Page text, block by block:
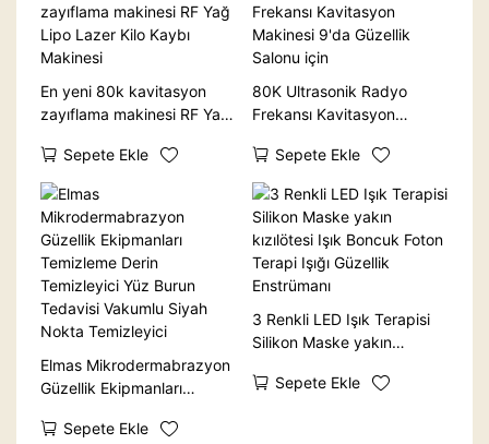
En yeni 80k kavitasyon
zayıflama makinesi RF Yağ
Makinesi
Sepete Ekle
80K Ultrasonik Radyo
Frekansı Kavitasyon
Salonu için
Sepete Ekle
Elmas Mikrodermabrazyon
Güzellik Ekipmanları
Temizleyici Yüz Burun
Sepete Ekle
3 Renkli LED Işık Terapisi
Silikon Maske yakın
Terapi Işığı Güzellik
Sepete Ekle